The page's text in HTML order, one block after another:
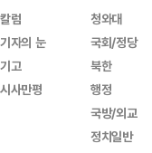
칼럼
기자의 눈
기고
시사만평
청와대
국회/정당
북한
행정
국방/외교
정치일반